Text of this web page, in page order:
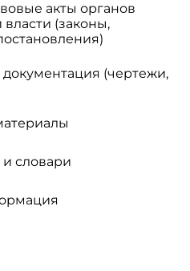
акты органов
власти (законы,
документация (чертежи,
словари